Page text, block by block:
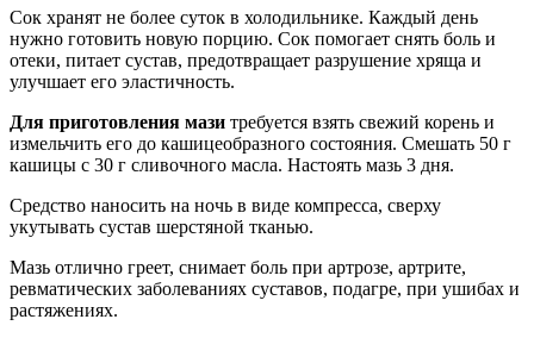
Сок хранят не более суток в холодильнике. Каждый день
нужно готовить новую порцию. Сок помогает снять боль и
отеки, питает сустав, предотвращает разрушение хряща и
улучшает его эластичность.
Для приготовления мази требуется взять свежий корень и
измельчить его до кашицеобразного состояния. Смешать 50 г
кашицы с 30 г сливочного масла. Настоять мазь 3 дня.
Средство наносить на ночь в виде компресса, сверху
укутывать сустав шерстяной тканью.
Мазь отлично греет, снимает боль при артрозе, артрите,
ревматических заболеваниях суставов, подагре, при ушибах и
растяжениях.